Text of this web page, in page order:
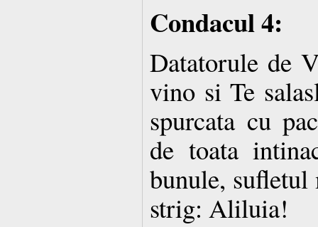
Condacul 4:
Datatorule de
vino si Te
spurcata cu
de toata
bunule,
strig: Aliluia!